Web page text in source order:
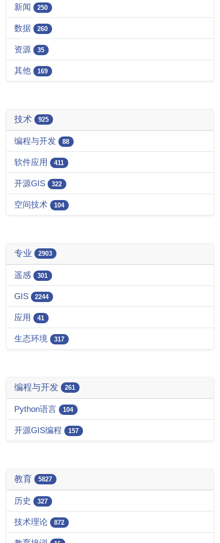
新闻 250
数据 260
资源 35
其他 169
技术 925
编程与开发 88
软件应用 411
开源GIS 322
空间技术 104
专业 2903
遥感 301
GIS 2244
应用 41
生态环境 317
编程与开发 261
Python语言 104
开源GIS编程 157
教育 5827
历史 327
技术理论 872